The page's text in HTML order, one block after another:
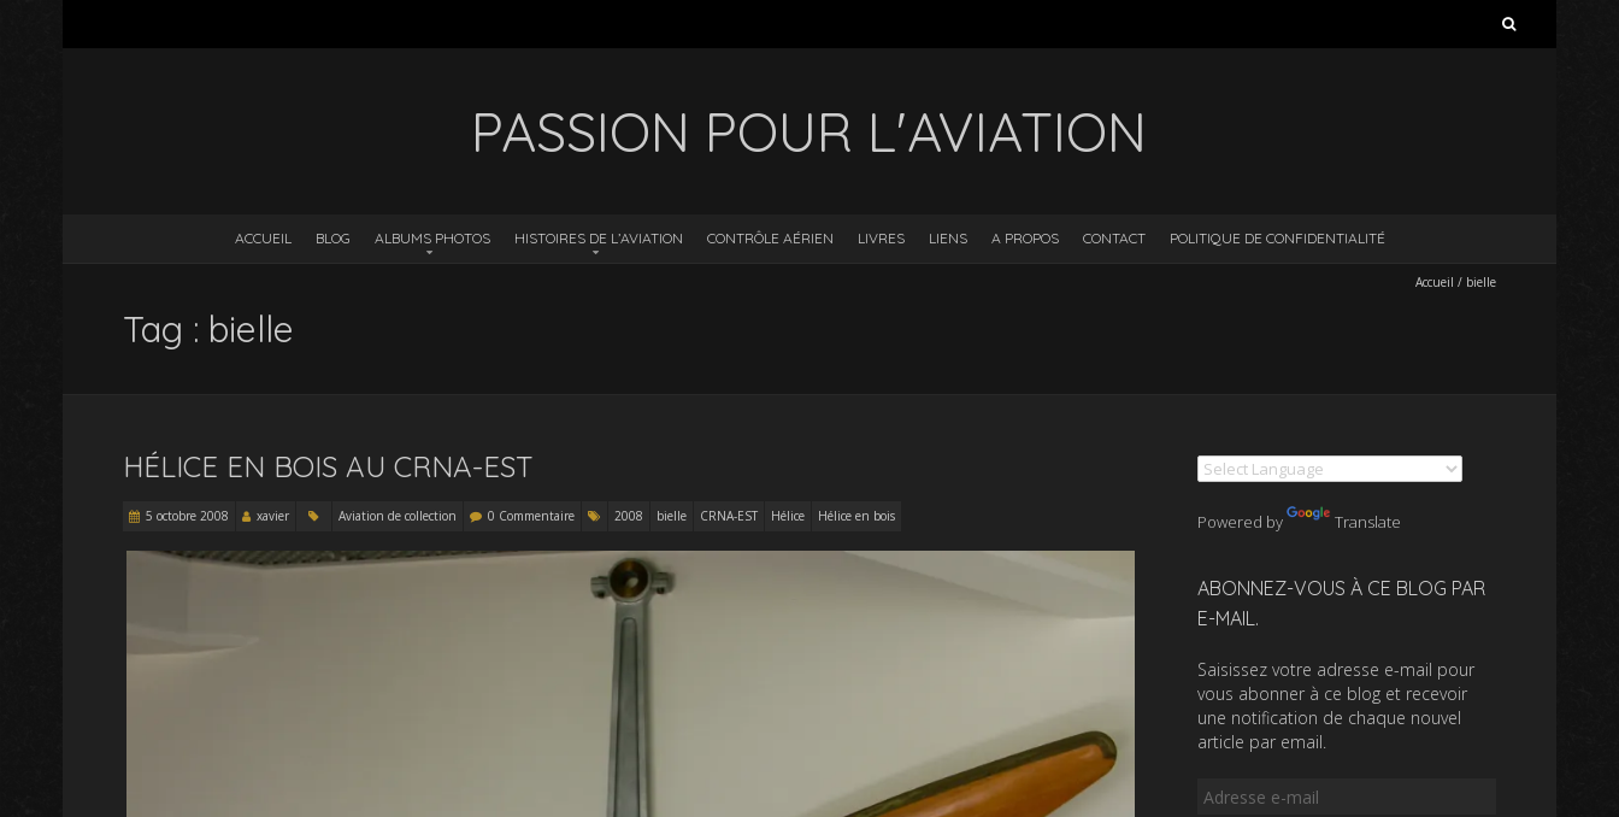
PASSION POUR L'AVIATION
ACCUEIL BLOG ALBUMS PHOTOS HISTOIRES DE L’AVIATION CONTRÔLE AÉRIEN LIVRES LIENS A PROPOS CONTACT POLITIQUE DE CONFIDENTIALITÉ
Accueil / bielle
Tag : bielle
HÉLICE EN BOIS AU CRNA-EST
5 octobre 2008 xavier Aviation de collection 0 Commentaire 2008 bielle CRNA-EST Hélice Hélice en bois Powered by Translate
ABONNEZ-VOUS À CE BLOG PAR
E-MAIL.
Saisissez votre adresse e-mail pour
vous abonner à ce blog et recevoir
une notification de chaque nouvel
article par email.
Adresse